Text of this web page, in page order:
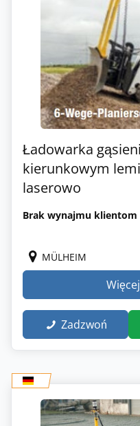
Ładowarka
kierunkowym
laserowo
Brak wynajmu
MÜLHEIM
Zadzwoń